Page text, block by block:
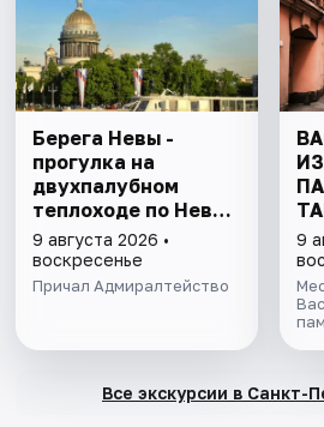
Берега Невы -
прогулка на
двухпалубном
теплоходе по Неве
с подходом к
Финскому заливу
9 августа 2026 •
воскресенье
Причал Адмиралтейство
9
Все экскурсии в Санкт-